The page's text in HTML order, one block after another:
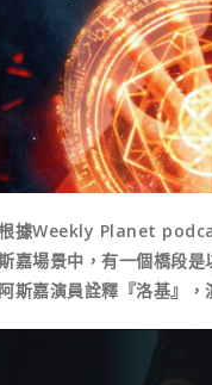
Weekly Planet podcast
嘉場景中，有一個橋段是
斯嘉演員詮釋『洛基』，